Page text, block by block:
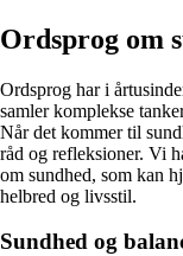
Ordsprog om
Ordsprog har i
samler komplekse
Når det kommer til
råd og refleksioner. Vi
om sundhed, som kan
helbred og livsstil.
Sundhed og